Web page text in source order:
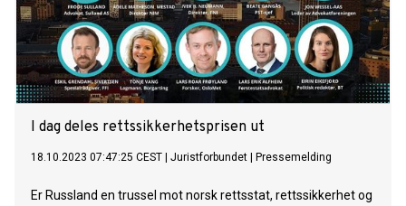
I dag deles rettssikkerhetsprisen ut
18.10.2023 07:47:25 CEST Juristforbundet Pressemelding
Er Russland en trussel mot norsk rettsstat, rettssikkerhet og